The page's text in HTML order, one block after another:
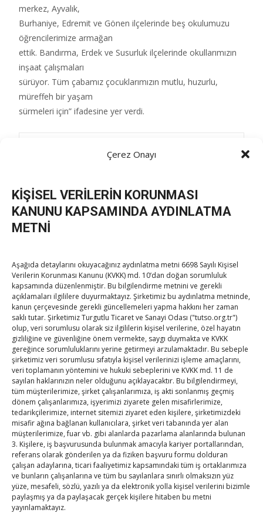
Çerez Onayı
KİŞİSEL VERİLERİN KORUNMASI
KANUNU KAPSAMINDA AYDINLATMA
METNİ
Aşağıda detaylarını okuyacağınız aydınlatma metni 6698 Sayılı Kişisel
Verilerin Korunması Kanunu (KVKK) md. 10’dan doğan sorumluluk
kapsamında düzenlenmiştir. Bu bilgilendirme metnini ve gerekli
açıklamaları ilgililere duyurmaktayız. Şirketimiz bu aydınlatma metninde,
kanun çerçevesinde gerekli güncellemeleri yapma hakkını her zaman
saklı tutar. Şirketimiz Turgutlu Ticaret ve Sanayi Odası ("tutso.org.tr")
olup, veri sorumlusu olarak siz ilgililerin kişisel verilerine, özel hayatın
gizliliğine ve güvenliğine önem vermekte, saygı duymakta ve KVKK
gereğince sorumluluklarını yerine getirmeyi arzulamaktadır. Bu sebeple
şirketimiz veri sorumlusu sıfatıyla kişisel verilerinizi işleme amaçlarını,
veri toplamanın yöntemini ve hukuki sebeplerini ve KVKK md. 11 de
sayılan haklarınızın neler olduğunu açıklayacaktır. Bu bilgilendirmeyi,
tüm müşterilerimize, şirket çalışanlarımıza, iş akti sonlanmış geçmiş
dönem çalışanlarımıza, işyerimizi ziyarete gelen misafirlerimize,
tedarikçilerimize, internet sitemizi ziyaret eden kişilere, şirketimizdeki
misafir ağına bağlanan kullanıcılara, şirket veri tabanında yer alan
müşterilerimize, fuar vb. gibi alanlarda pazarlama alanlarında bulunan
3. Kişilere, iş başvurusunda bulunmak amacıyla kariyer portallarından,
referans olarak gönderilen ya da fiziken başvuru formu dolduran
çalışan adaylarına, ticari faaliyetimiz kapsamındaki tüm iş ortaklarımıza
ve bunların çalışanlarına ve tüm bu sayılanlara sınırlı olmaksızın yüz
yüze, mesafeli, sözlü, yazılı ya da elektronik yolla kişisel verilerini bizimle
paylaşmış ya da paylaşacak gerçek kişilere hitaben bu metni
yayınlamaktayız.
merkez, Ayvalık,
Burhaniye, Edremit ve Gönen ilçelerinde beş okulumuzu
öğrencilerimize armağan
ettik. Bandırma, Erdek ve Susurluk ilçelerinde okullarımızın
inşaat çalışmaları
sürüyor. Tüm çabamız çocuklarımızın mutlu, huzurlu,
müreffeh bir yaşam
sürmeleri için” ifadesine yer verdi.
Post
←Hisarcıklıoğlu, TOBB Genç Girişimciler Kurulu Doğu
Anadolu Bölge Toplantısı’na katıldı
Susurluk Ticaret Borsası’nda ‘tarım ve hayvancılıktan
TOBB Son Yazılar
Kahramanmaraş Ticaret ve Sanayi Odası’nın yeni
binası hizmete açıldı
ByTUTSOon Ağu 5, 2026
Diren ailesine taziye ziyareti
ByTUTSOon Ağu 4, 2026
Hisarcıklıoğlu, Ardahan Üniversitesi Rektörü Prof. Dr.
Emiroğlu’nu kabul etti